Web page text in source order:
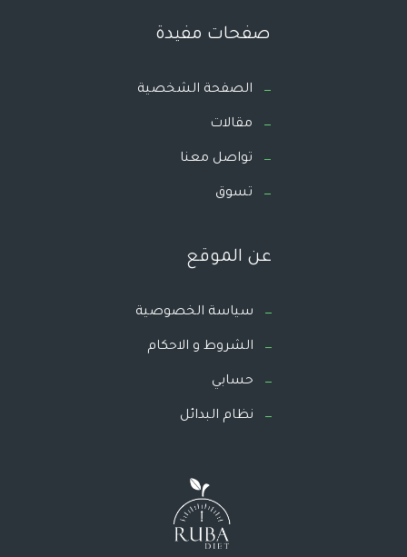
صفحات مفيدة
الصفحة الشخصية
مقالات
تواصل معنا
تسوق
عن الموقع
سياسة الخصوصية
الشروط و الاحكام
حسابي
نظام البدائل